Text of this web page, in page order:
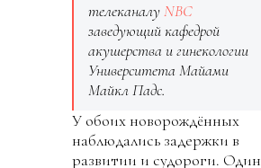
телеканалуNBC
заведующий кафедрой
акушерства и гинекологии
Университета Майами
Майкл Падс.
У обоих новорождённых
наблюдались задержки в
развитии и судороги. Один